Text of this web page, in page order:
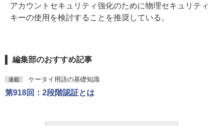
アカウントセキュリティ強化のために物理セキュリティ
キーの使用を検討することを推奨している。
編集部のおすすめ記事
連載 ケータイ用語の基礎知識
第918回：2段階認証とは